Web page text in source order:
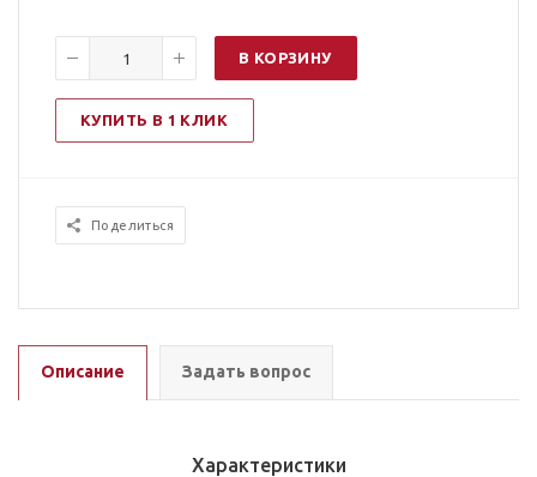
В КОРЗИНУ
КУПИТЬ В 1 КЛИК
Поделиться
Описание Задать вопрос
Характеристики